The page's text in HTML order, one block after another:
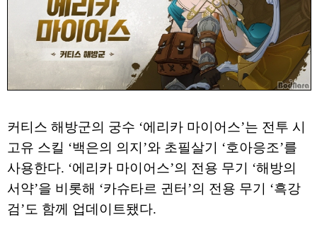
커티스 해방군의 궁수 ‘에리카 마이어스’는 전투 시
고유 스킬 ‘백은의 의지’와 초필살기 ‘호아응조’를
사용한다. ‘에리카 마이어스’의 전용 무기 ‘해방의
서약’을 비롯해 ‘카슈타르 귄터’의 전용 무기 ‘흑강
검’도 함께 업데이트됐다.